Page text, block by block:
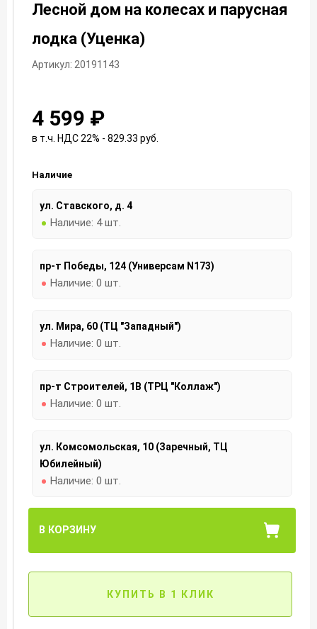
Лесной дом на колесах и парусная
лодка (Уценка)
Артикул: 20191143
4 599 ₽
в т.ч. НДС 22% - 829.33 руб.
Наличие
ул. Ставского, д. 4
Наличие: 4 шт.
пр-т Победы, 124 (Универсам N173)
Наличие: 0 шт.
ул. Мира, 60 (ТЦ "Западный")
Наличие: 0 шт.
пр-т Строителей, 1В (ТРЦ "Коллаж")
Наличие: 0 шт.
ул. Комсомольская, 10 (Заречный, ТЦ
Юбилейный)
Наличие: 0 шт.
В КОРЗИНУ
КУПИТЬ В 1 КЛИК